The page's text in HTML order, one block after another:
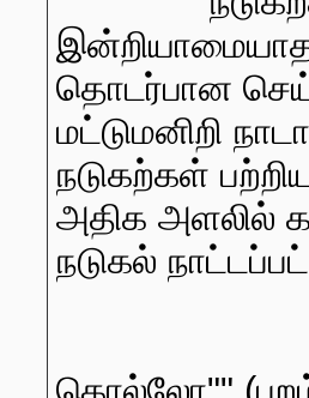
தொடர்பான
மட்டுமனிறி
நடுகற்கள்
அதிக அளலில்
நடுகல்